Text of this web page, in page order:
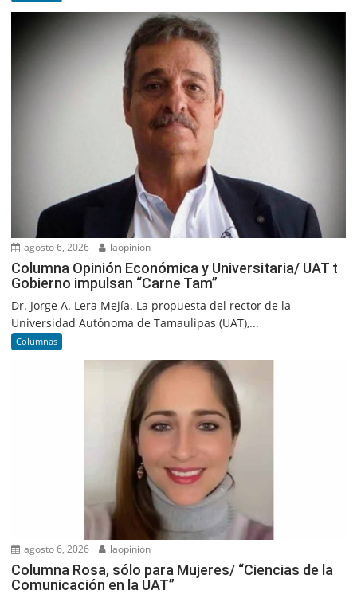
agosto 6, 2026 laopinion
Columna Opinión Económica y Universitaria/ UAT t
Gobierno impulsan “Carne Tam”
Dr. Jorge A. Lera Mejía. La propuesta del rector de la
Universidad Autónoma de Tamaulipas (UAT),...
Columnas
agosto 6, 2026 laopinion
Columna Rosa, sólo para Mujeres/ “Ciencias de la
Comunicación en la UAT”